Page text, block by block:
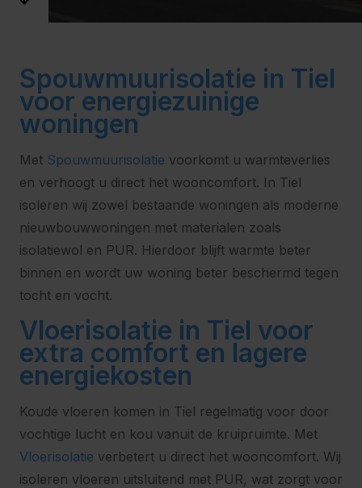
Spouwmuurisolatie in Tiel
voor energiezuinige
woningen
Met Spouwmuurisolatie voorkomt u warmteverlies
en verhoogt u direct het wooncomfort. In Tiel
isoleren wij zowel bestaande woningen als moderne
nieuwbouwwoningen met materialen zoals
isolatiewol en PUR. Hierdoor blijft warmte beter
binnen en wordt uw woning beter beschermd tegen
tocht en vocht.
Vloerisolatie in Tiel voor
extra comfort en lagere
energiekosten
Koude vloeren komen in Tiel regelmatig voor door
vochtige lucht en kou vanuit de kruipruimte. Met
Vloerisolatie verbetert u direct het wooncomfort. Wij
isoleren vloeren uitsluitend met PUR, wat zorgt voor